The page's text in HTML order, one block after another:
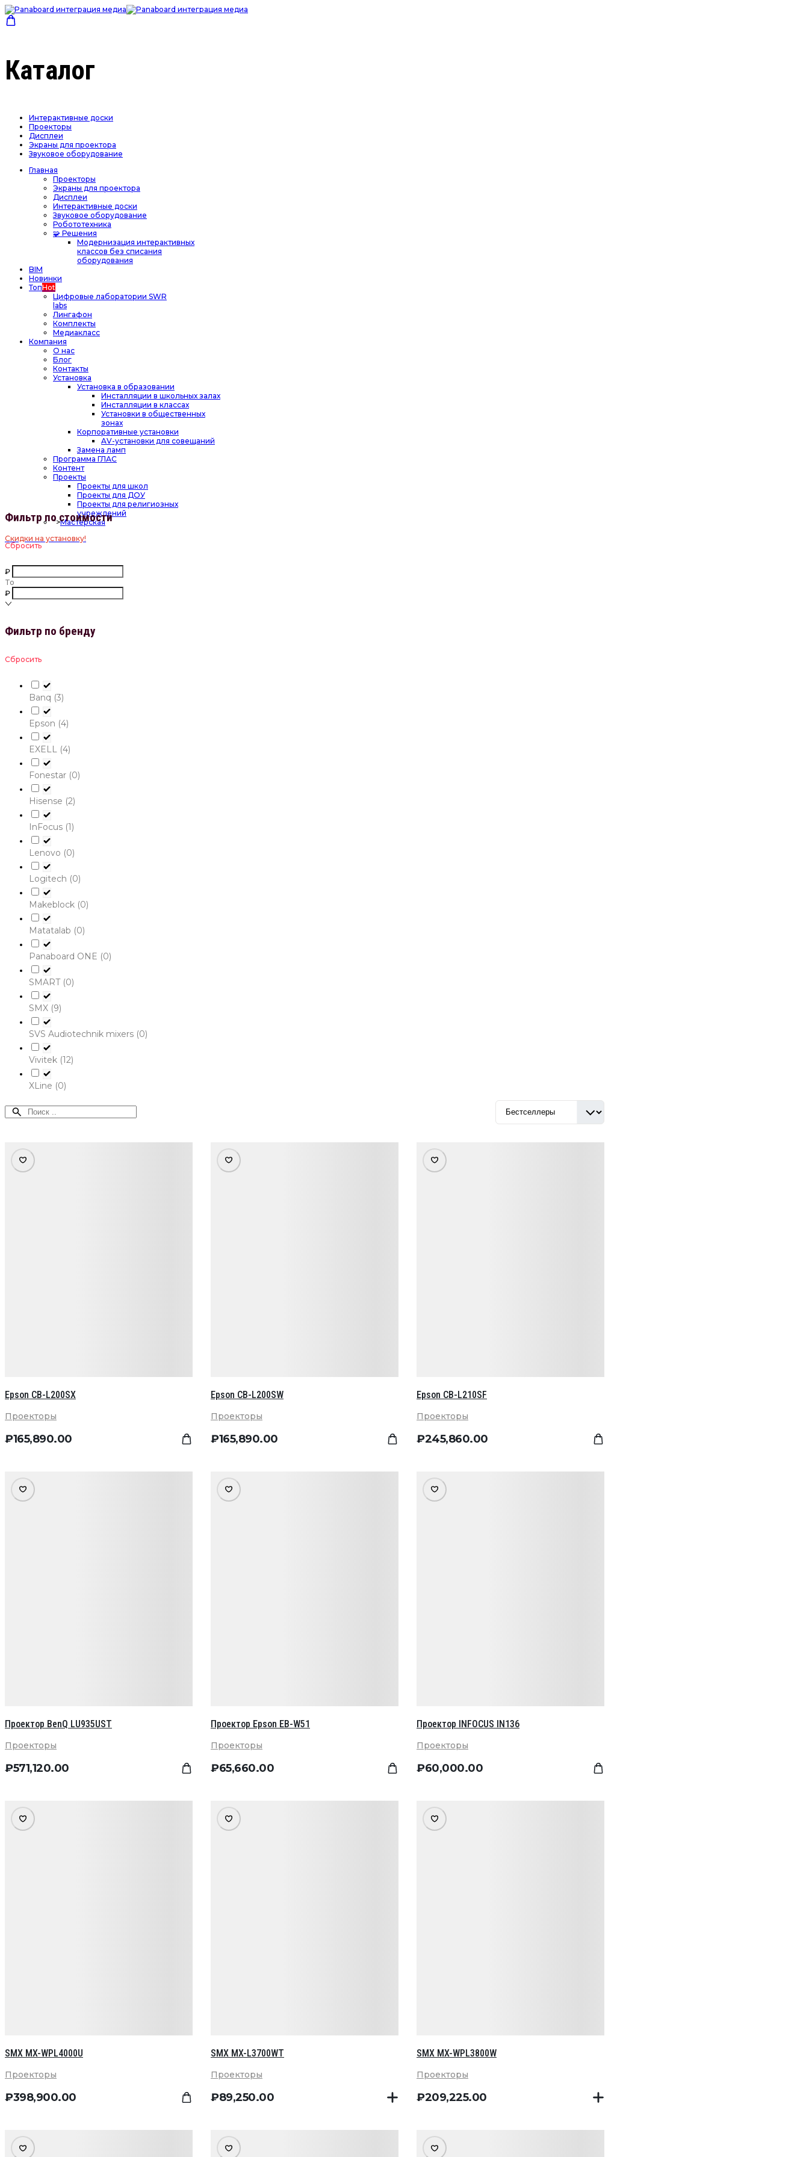
Каталог
Интерактивные доски
Проекторы
Дисплеи
Экраны для проектора
Звуковое оборудование
Главная
Проекторы
Экраны для проектора
Дисплеи
Интерактивные доски
Звуковое оборудование
Робототехника
🧩 Решения
Модернизация интерактивных
классов без списания
оборудования
BIM
Новинки
ТопHot
Цифровые лаборатории SWR
labs
Лингафон
Комплекты
Медиакласс
Компания
О нас
Блог
Контакты
Установка
Установка в образовании
Инсталляции в школьных залах
Инсталляции в классах
Установки в общественных
зонах
Корпоративные установки
AV-установки для совещаний
Замена ламп
Программа ГЛАС
Контент
Проекты
Проекты для школ
Проекты для ДОУ
Проекты для религиозных
учреждений
">Мастерская
Скидки на установку!
Фильтр по стоимости
Сбросить
₽
To
₽
Фильтр по бренду
Сбросить
Banq (3)
Epson (4)
EXELL (4)
Fonestar (0)
Hisense (2)
InFocus (1)
Lenovo (0)
Logitech (0)
Makeblock (0)
Matatalab (0)
Panaboard ONE (0)
SMART (0)
SMX (9)
SVS Audiotechnik mixers (0)
Vivitek (12)
XLine (0)
Epson CB-L200SX
Проекторы
₽165,890.00
Epson CB-L200SW
Проекторы
₽165,890.00
Epson CB-L210SF
Проекторы
₽245,860.00
Проектор BenQ LU935UST
Проекторы
₽571,120.00
Проектор Epson EB-W51
Проекторы
₽65,660.00
Проектор INFOCUS IN136
Проекторы
₽60,000.00
SMX MX-WPL4000U
Проекторы
₽398,900.00
SMX MX-L3700WT
Проекторы
₽89,250.00
SMX MX-WPL3800W
Проекторы
₽209,225.00